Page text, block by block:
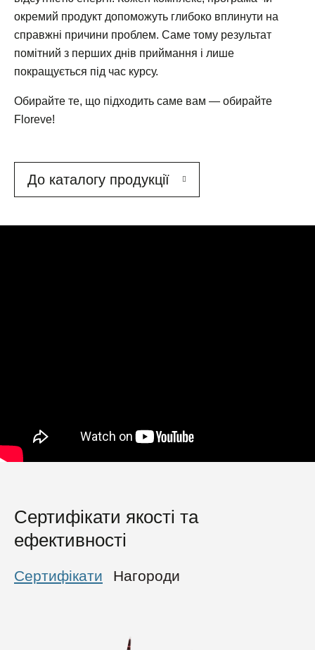
окремий продукт допоможуть глибоко вплинути на
справжні причини проблем. Саме тому результат
помітний з перших днів приймання і лише
покращується під час курсу.
Обирайте те, що підходить саме вам — обирайте
Floreve!
До каталогу продукції
Сертифікати якості та
ефективності
Сертифікати Нагороди